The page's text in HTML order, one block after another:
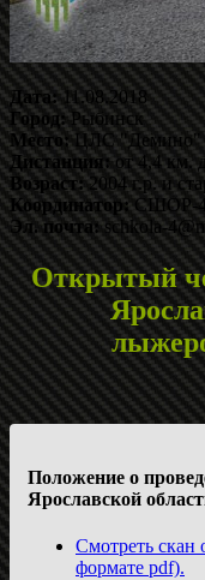
Дата:11.08.2018
Город:Рыбинск
Место:ЦЛС "Демино"
Дистанция:от 4,4 км.
Возраст:2004 г.р. и
Координатор:СШОР-
Эл. почта:schkola-
Открытый
Положение о
Ярославской
Смотреть скан
формате pdf).